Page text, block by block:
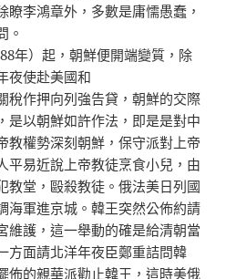
瞭李鴻章外，多數是庸懦愚蠢，
。
）起，朝鮮便開端變質，除
夜使赴美國和
作押向列強告貸，朝鮮的交際
是以朝鮮如許作法，即是是對中
教權勢深刻朝鮮，保守派對上帝
平易近說上帝教徒烹食小兒，由
教堂，毆殺教徒。俄法美日列國
海軍進京城。韓王突然公佈約請
維護，這一舉動的確是給清朝當
方面請北洋年夜臣鄭重詰問韓
佈的親華派勸止韓王，這時美俄